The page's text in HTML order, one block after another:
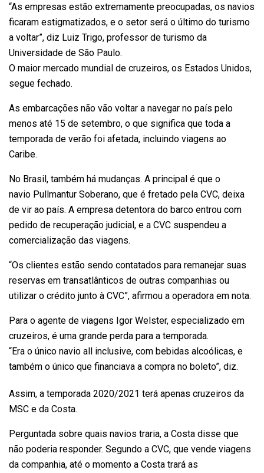
“As empresas estão extremamente preocupadas, os navios
ficaram estigmatizados, e o setor será o último do turismo
a voltar”, diz Luiz Trigo, professor de turismo da
Universidade de São Paulo.
O maior mercado mundial de cruzeiros, os Estados Unidos,
segue fechado.
As embarcações não vão voltar a navegar no país pelo
menos até 15 de setembro, o que significa que toda a
temporada de verão foi afetada, incluindo viagens ao
Caribe.
No Brasil, também há mudanças. A principal é que o
navio Pullmantur Soberano, que é fretado pela CVC, deixa
de vir ao país. A empresa detentora do barco entrou com
pedido de recuperação judicial, e a CVC suspendeu a
comercialização das viagens.
“Os clientes estão sendo contatados para remanejar suas
reservas em transatlânticos de outras companhias ou
utilizar o crédito junto à CVC”, afirmou a operadora em nota.
Para o agente de viagens Igor Welster, especializado em
cruzeiros, é uma grande perda para a temporada.
“Era o único navio all inclusive, com bebidas alcoólicas, e
também o único que financiava a compra no boleto”, diz.
Assim, a temporada 2020/2021 terá apenas cruzeiros da
MSC e da Costa.
Perguntada sobre quais navios traria, a Costa disse que
não poderia responder. Segundo a CVC, que vende viagens
da companhia, até o momento a Costa trará as